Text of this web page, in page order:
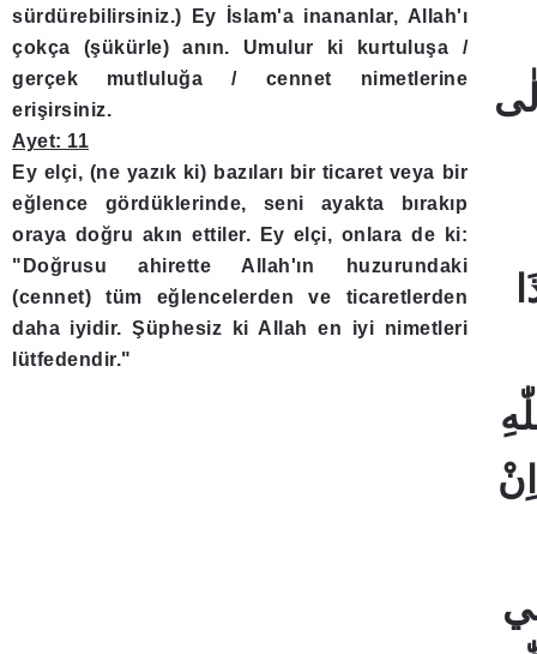
sürdürebilirsiniz.) Ey İslam'a inananlar, Allah'ı
çokça (şükürle) anın. Umulur ki kurtuluşa /
gerçek mutluluğa / cennet nimetlerine
erişirsiniz.
Ayet: 11
Ey elçi, (ne yazık ki) bazıları bir ticaret veya bir
eğlence gördüklerinde, seni ayakta bırakıp
oraya doğru akın ettiler. Ey elçi, onlara de ki:
"Doğrusu ahirette Allah'ın huzurundaki
(cennet) tüm eğlencelerden ve ticaretlerden
daha iyidir. Şüphesiz ki Allah en iyi nimetleri
lütfedendir."